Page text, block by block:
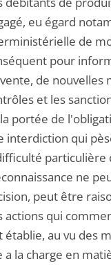
eu égard
de
pour
de nouvelles
et les
portée de
interdiction qui
particulière
ne
peut être
actions qui
établie, au vu des
a la charge en